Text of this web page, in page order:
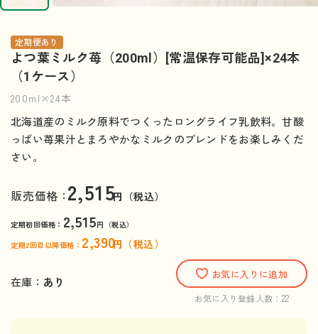
定期便あり
よつ葉ミルク苺（200ml）[常温保存可能品]×24本
（1ケース）
200ml×24本
北海道産のミルク原料でつくったロングライフ乳飲料。甘酸
っぱい苺果汁とまろやかなミルクのブレンドをお楽しみくだ
さい。
販売価格：2,515円（税込）
定期初回価格： 2,515円（税込）
定期2回目以降価格： 2,390円（税込）
在庫： あり
お気に入りに追加
お気に入り登録人数： 22